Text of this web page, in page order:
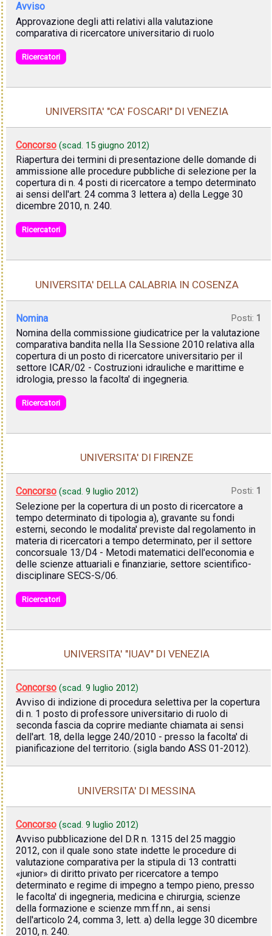
Avviso
Approvazione degli atti relativi alla valutazione
comparativa di ricercatore universitario di ruolo
Ricercatori
UNIVERSITA' "CA' FOSCARI" DI VENEZIA
Concorso (scad. 15 giugno 2012)
Riapertura dei termini di presentazione delle domande di
ammissione alle procedure pubbliche di selezione per la
copertura di n. 4 posti di ricercatore a tempo determinato
ai sensi dell'art. 24 comma 3 lettera a) della Legge 30
dicembre 2010, n. 240.
Ricercatori
UNIVERSITA' DELLA CALABRIA IN COSENZA
Nomina Posti: 1
Nomina della commissione giudicatrice per la valutazione
comparativa bandita nella IIa Sessione 2010 relativa alla
copertura di un posto di ricercatore universitario per il
settore ICAR/02 - Costruzioni idrauliche e marittime e
idrologia, presso la facolta' di ingegneria.
Ricercatori
UNIVERSITA' DI FIRENZE
Concorso (scad. 9 luglio 2012) Posti: 1
Selezione per la copertura di un posto di ricercatore a
tempo determinato di tipologia a), gravante su fondi
esterni, secondo le modalita' previste dal regolamento in
materia di ricercatori a tempo determinato, per il settore
concorsuale 13/D4 - Metodi matematici dell'economia e
delle scienze attuariali e finanziarie, settore scientifico-
disciplinare SECS-S/06.
Ricercatori
UNIVERSITA' "IUAV" DI VENEZIA
Concorso (scad. 9 luglio 2012)
Avviso di indizione di procedura selettiva per la copertura
di n. 1 posto di professore universitario di ruolo di
seconda fascia da coprire mediante chiamata ai sensi
dell'art. 18, della legge 240/2010 - presso la facolta' di
pianificazione del territorio. (sigla bando ASS 01-2012).
UNIVERSITA' DI MESSINA
Concorso (scad. 9 luglio 2012)
Avviso pubblicazione del D.R n. 1315 del 25 maggio
2012, con il quale sono state indette le procedure di
valutazione comparativa per la stipula di 13 contratti
«junior» di diritto privato per ricercatore a tempo
determinato e regime di impegno a tempo pieno, presso
le facolta' di ingegneria, medicina e chirurgia, scienze
della formazione e scienze mm.ff.nn., ai sensi
dell'articolo 24, comma 3, lett. a) della legge 30 dicembre
2010, n. 240.